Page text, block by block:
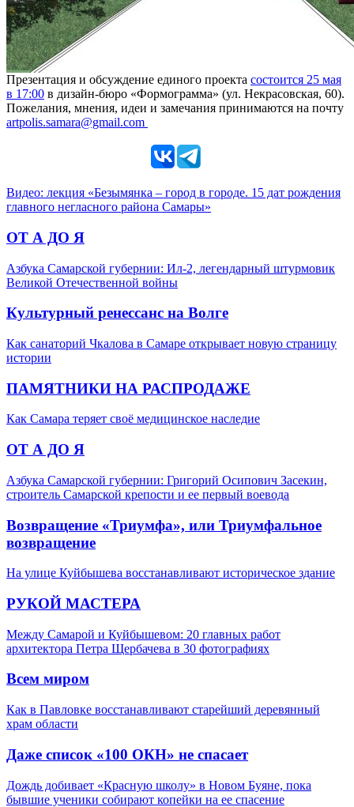
Презентация и обсуждение единого проекта состоится 25 мая
в 17:00 в дизайн-бюро «Формограмма» (ул. Некрасовская, 60).
Пожелания, мнения, идеи и замечания принимаются на почту
artpolis.samara@gmail.com
Видео: лекция «Безымянка – город в городе. 15 дат рождения
главного негласного района Самары»
ОТ А ДО Я
Азбука Самарской губернии: Ил-2, легендарный штурмовик
Великой Отечественной войны
Культурный ренессанс на Волге
Как санаторий Чкалова в Самаре открывает новую страницу
истории
ПАМЯТНИКИ НА РАСПРОДАЖЕ
Как Самара теряет своё медицинское наследие
ОТ А ДО Я
Азбука Самарской губернии: Григорий Осипович Засекин,
строитель Самарской крепости и ее первый воевода
Возвращение «Триумфа», или Триумфальное
возвращение
На улице Куйбышева восстанавливают историческое здание
РУКОЙ МАСТЕРА
Между Самарой и Куйбышевом: 20 главных работ
архитектора Петра Щербачева в 30 фотографиях
Всем миром
Как в Павловке восстанавливают старейший деревянный
храм области
Даже список «100 ОКН» не спасает
Дождь добивает «Красную школу» в Новом Буяне, пока
бывшие ученики собирают копейки на ее спасение